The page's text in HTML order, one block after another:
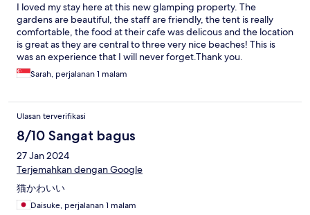
I loved my stay here at this new glamping property. The
gardens are beautiful, the staff are friendly, the tent is really
comfortable, the food at their cafe was delicous and the location
is great as they are central to three very nice beaches! This is
was an experience that I will never forget.Thank you.
Sarah, perjalanan 1 malam
Ulasan terverifikasi
8/10 Sangat bagus
27 Jan 2024
Terjemahkan dengan Google
猫かわいい
Daisuke, perjalanan 1 malam